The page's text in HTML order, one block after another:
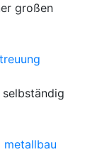
großen
metallbau